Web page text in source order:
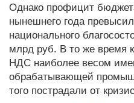
Однако профицит
нынешнего года
национального
млрд руб. В то же время
НДС наиболее весом
обрабатывающей
того пострадали от